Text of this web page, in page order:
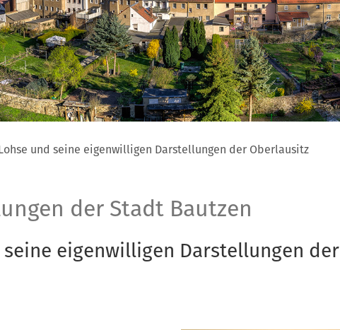
und seine eigenwilligen Darstellungen der Oberlausitz
der Stadt Bautzen
seine eigenwilligen Darstellungen der